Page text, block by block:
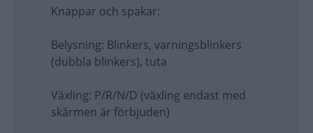
Knappar och spakar:
Belysning: Blinkers, varningsblinkers
(dubbla blinkers), tuta
Växling: P/R/N/D (växling endast med
skärmen är förbjuden)